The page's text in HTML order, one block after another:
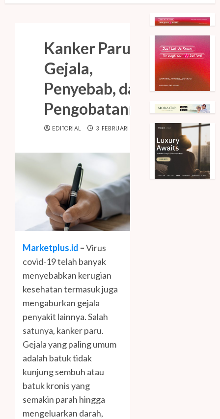
Kanker Paru,
Gejala,
Penyebab, dan
Pengobatannya
EDITORIAL 3 FEBRUARI 2021
Marketplus.id –Virus
covid-19 telah banyak
menyebabkan kerugian
kesehatan termasuk juga
mengaburkan gejala
penyakit lainnya. Salah
satunya, kanker paru.
Gejala yang paling umum
adalah batuk tidak
kunjung sembuh atau
batuk kronis yang
semakin parah hingga
mengeluarkan darah,